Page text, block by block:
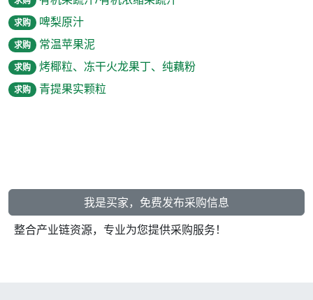
求购 啤梨原汁
求购 常温苹果泥
求购 烤椰粒、冻干火龙果丁、纯藕粉
求购 青提果实颗粒
我是买家，免费发布采购信息
整合产业链资源，专业为您提供采购服务！